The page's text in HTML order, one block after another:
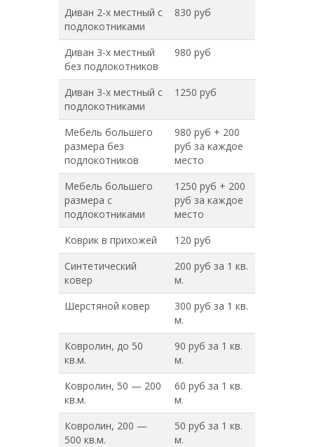
Диван 2-х местный с
подлокотниками
830 руб
Диван 3-х местный
без подлокотников
980 руб
Диван 3-х местный с
подлокотниками
1250 руб
Мебель большего
размера без
подлокотников
980 руб + 200
руб за каждое
место
Мебель большего
размера с
подлокотниками
1250 руб + 200
руб за каждое
место
Коврик в прихожей
120 руб
Синтетический
ковер
200 руб за 1 кв.
м.
Шерстяной ковер
300 руб за 1 кв.
м.
Ковролин, до 50
кв.м.
90 руб за 1 кв.
м.
Ковролин, 50 — 200
кв.м.
60 руб за 1 кв.
м.
Ковролин, 200 —
500 кв.м.
50 руб за 1 кв.
м.